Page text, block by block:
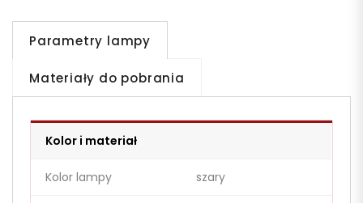
Parametry lampy
Materiały do pobrania
Kolor i materiał
Kolor lampy szary